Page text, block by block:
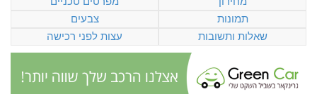
תמונות
צבעים
שאלות ותשובות
עצות לפני רכישה